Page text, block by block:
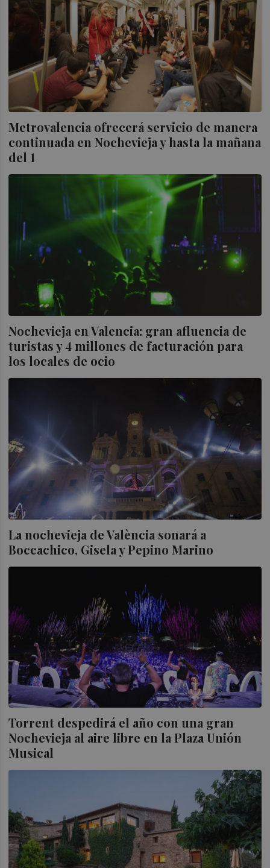
Metrovalencia ofrecerá servicio de manera
continuada en Nochevieja y hasta la mañana
del 1
Nochevieja en Valencia: gran afluencia de
turistas y 4 millones de facturación para
los locales de ocio
La nochevieja de València sonará a
Boccachico, Gisela y Pepino Marino
Torrent despedirá el año con una gran
Nochevieja al aire libre en la Plaza Unión
Musical